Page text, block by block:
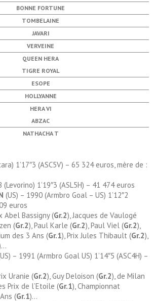
BONNE FORTUNE
TOMBELAINE
JAVARI
VERVEINE
QUEEN HERA
TIGRE ROYAL
ESOPE
HOLLYANNE
HERA VI
ABZAC
NATHACHA T
1’17″3 (ASC5V) – 65 324 euros, mère de :
(Levorino) 1’19″3 (ASL5H) – 41 474 euros
(US) – 1990 (Armbro Goal – US) 1’12″2
euros
Abel Bassigny (Gr.2), Jacques de Vaulogé
(Gr.2), Paul Karle (Gr.2), Paul Viel (Gr.2),
des 3 Ans (Gr.1), Prix Jules Thibault (Gr.2),
– 1991 (Armbro Goal US) 1’14″5 (ASC4H) –
Uranie (Gr.2), Guy Deloison (Gr.2), de Milan
Prix de l’Etoile (Gr.1), Championnat
(Gr.1)…